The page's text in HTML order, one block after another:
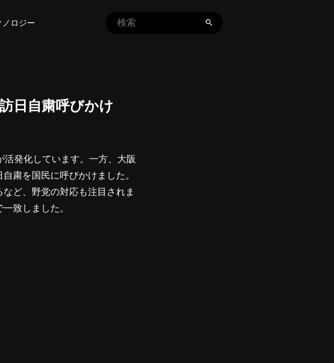
ノロジー
日自粛呼びかけ
発化しています。一方、大阪
粛を国民に呼びかけました。
ど、野党の対応も注目されま
致しました。